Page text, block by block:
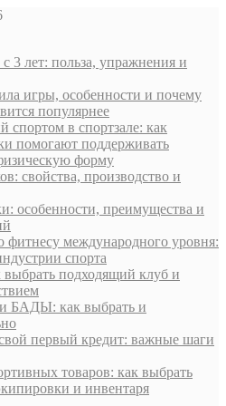
3 лет: польза, упражнения и
игры, особенности и почему
популярнее
спортом в спортзале: как
помогают поддерживать
форму
свойства, производство и
особенности, преимущества и
фитнесу международного уровня:
спорта
подходящий клуб и
БАДЫ: как выбрать и
первый кредит: важные шаги
товаров: как выбрать
и инвентаря